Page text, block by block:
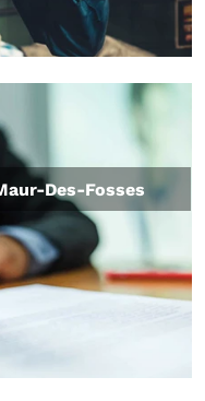
Des-Fosses